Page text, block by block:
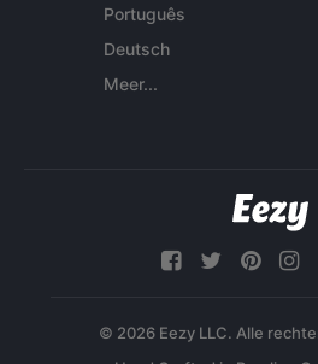
Português
Deutsch
Meer...
© 2026 Eezy LLC. Alle